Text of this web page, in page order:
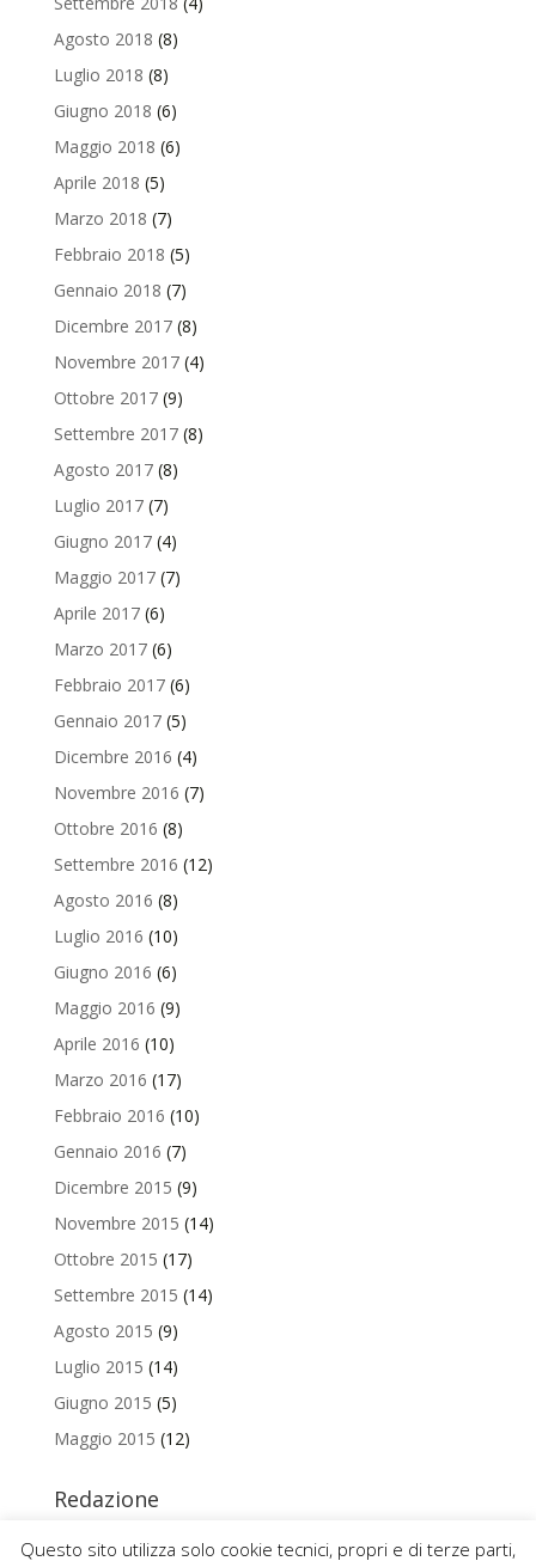
Agosto 2018 (8)
Luglio 2018 (8)
Giugno 2018 (6)
Maggio 2018 (6)
Aprile 2018 (5)
Marzo 2018 (7)
Febbraio 2018 (5)
Gennaio 2018 (7)
Dicembre 2017(8)
Novembre 2017(4)
Ottobre 2017(9)
Settembre 2017(8)
Agosto 2017(8)
Luglio 2017(7)
Giugno 2017(4)
Maggio 2017(7)
Aprile 2017(6)
Marzo 2017(6)
Febbraio 2017(6)
Gennaio 2017(5)
Dicembre 2016 (4)
Novembre 2016 (7)
Ottobre 2016 (8)
Settembre 2016 (12)
Agosto 2016 (8)
Luglio 2016 (10)
Giugno 2016 (6)
Maggio 2016 (9)
Aprile 2016 (10)
Marzo 2016 (17)
Febbraio 2016 (10)
Gennaio 2016 (7)
Dicembre 2015 (9)
Novembre 2015 (14)
Ottobre 2015 (17)
Settembre 2015 (14)
Agosto 2015 (9)
Luglio 2015 (14)
Giugno 2015 (5)
Maggio 2015 (12)
Redazione
Questo sito utilizza solo cookie tecnici, propri e di terze parti,